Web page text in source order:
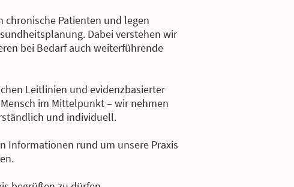
chronische Patienten und legen
Dabei verstehen wir
bei Bedarf auch weiterführende
Leitlinien und evidenzbasierter
im Mittelpunkt – wir nehmen
und individuell.
Informationen rund um unsere Praxis